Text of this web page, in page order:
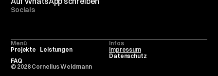
Socials
Menü
Projekte
Leistungen
FAQ
Infos
Impressum
Datenschutz
© 2026 Cornelius Weidmann